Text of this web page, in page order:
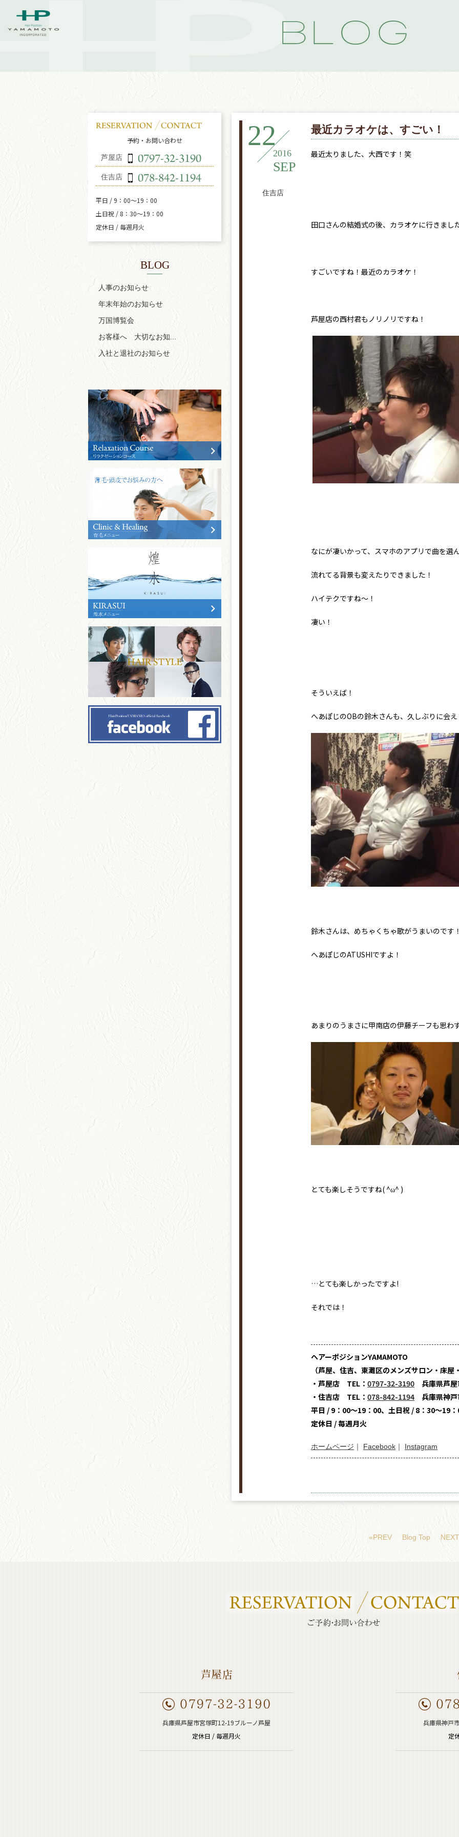
22
2016
SEP
住吉店
最近カラオケは、すごい！
最近太りました、大西です！笑
田口さんの結婚式の後、カラオケに行きまし
すごいですね！最近のカラオケ！
芦屋店の西村君もノリノリですね！
なにが凄いかって、スマホのアプリで曲を選
流れてる背景も変えたりできました！
ハイテクですね〜！
凄い！
そういえば！
へあぽじのOBの鈴木さんも、久しぶりに会
鈴木さんは、めちゃくちゃ歌がうまいのです
へあぽじのATUSHIですよ！
あまりのうまさに甲南店の伊藤チーフも思わ
とても楽しそうですね( ^ω^ )
…とても楽しかったですよ!
それでは！
ヘアーポジションYAMAMOTO
（芦屋、住吉、東灘区のメンズサロン・床屋
・芦屋店 TEL： 0797-32-3190 兵庫県芦屋
・住吉店 TEL： 078-842-1194 兵庫県神
平日 / 9：00～19：00、土日祝 / 8：30～19
定休日 / 毎週月火
ホームページ ｜ Facebook ｜ Instagram
«PREV Blog Top
予約・お問い合わせ
芦屋店
住吉店
平日 / 9：00～19：00
土日祝 / 8：30～19：00
定休日 / 毎週月火
BLOG
人事のお知らせ
年末年始のお知らせ
万国博覧会
お客様へ 大切なお知...
入社と退社のお知らせ
兵庫県芦屋市宮塚町12-19ブルーノ芦屋
定休日 / 毎週月火
兵庫県神戸
定